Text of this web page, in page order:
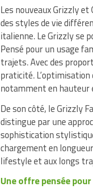
Les nouveaux Grizzly
des styles de vie
italienne. Le Grizzly se
Pensé pour un usage
trajets. Avec des
praticité. L’optimisation
notamment en hauteur
De son côté, le Grizzly
distingue par une
sophistication
chargement en
lifestyle et aux longs
Une offre pensée